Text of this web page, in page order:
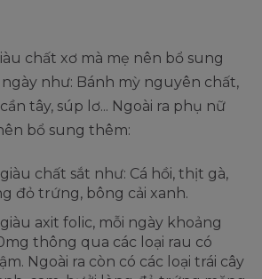
chất xơ mà mẹ nên bổ sung
như: Bánh mỳ nguyên chất,
tây, súp lơ... Ngoài ra phụ nữ
bổ sung thêm:
chất sắt như: Cá hồi, thịt gà,
đỏ trứng, bông cải xanh.
axit folic, mỗi ngày khoảng
thông qua các loại rau có
Ngoài ra còn có các loại trái cây